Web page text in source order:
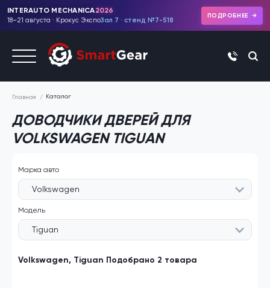
INTERAUTO MECHANICA2026
18–21 августа · Крокус ЭкспоЗал 7 · стенд №7-518
ПОДРОБНЕЕ
+7 (495)
Главная Каталог
ДОВОДЧИКИ ДВЕРЕЙ ДЛЯ
VOLKSWAGEN TIGUAN
Марка авто
Volkswagen
Модель
Tiguan
Volkswagen, Tiguan Подобрано 2 товара